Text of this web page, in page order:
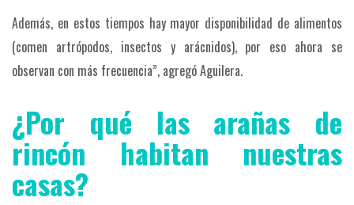
Además, en estos tiempos hay mayor disponibilidad de alimentos
(comen artrópodos, insectos y arácnidos), por eso ahora se
observan con más frecuencia”, agregó Aguilera.
¿Por qué las arañas de
rincón habitan nuestras
casas?